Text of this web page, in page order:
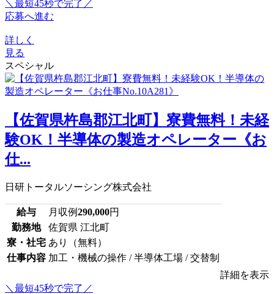
＼最短45秒で完了／
応募へ進む
詳しく
見る
スペシャル
【佐賀県杵島郡江北町】寮費無料！未経
験OK！半導体の製造オペレーター《お
仕...
日研トータルソーシング株式会社
給与 月収例290,000円
勤務地
佐賀県 江北町
寮・社宅 あり（無料）
仕事内容 加工・機械の操作 / 半導体工場 / 交替制
詳細を表示
＼最短45秒で完了／